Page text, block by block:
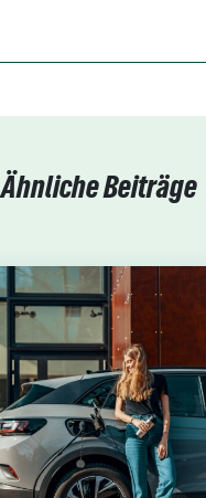
Ähnliche Beiträge